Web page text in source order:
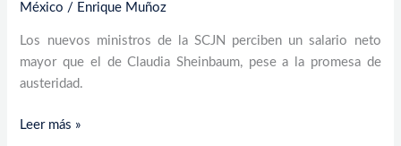
México / Enrique Muñoz
Los nuevos ministros de la SCJN perciben un salario neto
mayor que el de Claudia Sheinbaum, pese a la promesa de
austeridad.
Leer más »